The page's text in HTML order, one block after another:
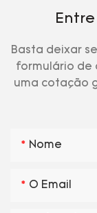
Basta deixar
formulário de
uma cotação
Nome
O Email